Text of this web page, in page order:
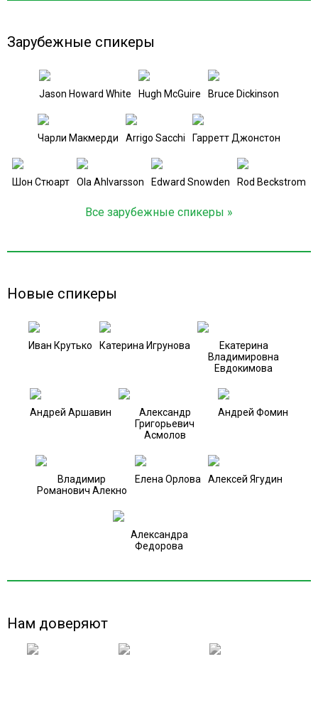
Зарубежные спикеры
Jason Howard White Hugh McGuire Bruce Dickinson
Чарли Макмерди Arrigo Sacchi Гарретт Джонстон
Шон Стюарт Ola Ahlvarsson Edward Snowden Rod Beckstrom
Все зарубежные спикеры »
Новые спикеры
Иван Крутько Катерина Игрунова
Екатерина
Владимировна
Евдокимова
Андрей Аршавин
Александр
Григорьевич
Асмолов
Андрей Фомин
Владимир
Романович Алекно
Елена Орлова Алексей Ягудин
Александра
Федорова
Нам доверяют